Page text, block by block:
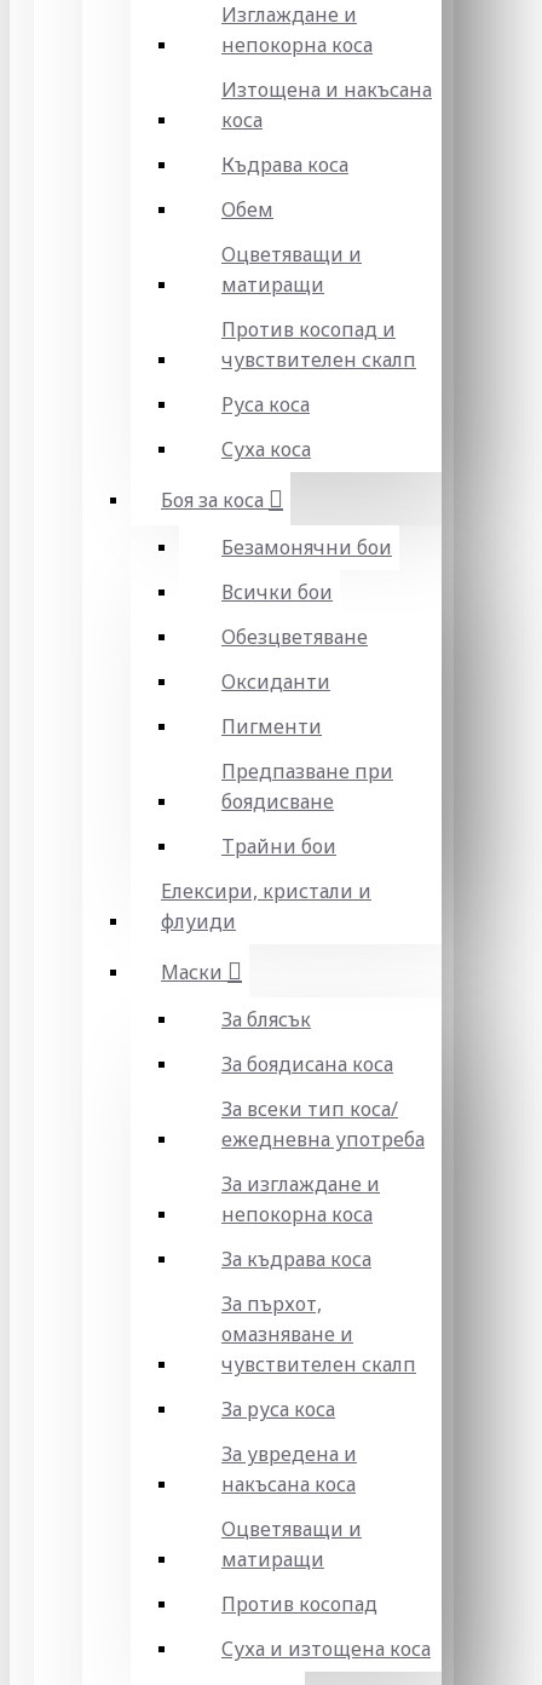
Изглаждане и
непокорна коса
Изтощена и накъсана
коса
Къдрава коса
Обем
Оцветяващи и
матиращи
Против косопад и
чувствителен скалп
Руса коса
Суха коса
Боя за коса
Безамонячни бои
Всички бои
Обезцветяване
Оксиданти
Пигменти
Предпазване при
боядисване
Трайни бои
Елексири, кристали и
флуиди
Маски
За блясък
За боядисана коса
За всеки тип коса/
ежедневна употреба
За изглаждане и
непокорна коса
За къдрава коса
За пърхот,
омазняване и
чувствителен скалп
За руса коса
За увредена и
накъсана коса
Оцветяващи и
матиращи
Против косопад
Суха и изтощена коса